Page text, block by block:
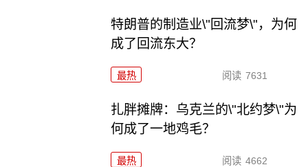
特朗普的制造业\"回流梦\"，为何
成了回流东大？
最热 阅读 7631
扎胖摊牌：乌克兰的\"北约梦\"为
何成了一地鸡毛？
最热 阅读 4662